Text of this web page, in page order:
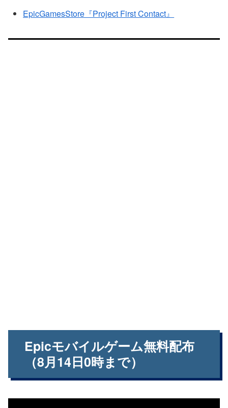
EpicGamesStore『Project First Contact』
Epicモバイルゲーム無料配布
（8月14日0時まで）